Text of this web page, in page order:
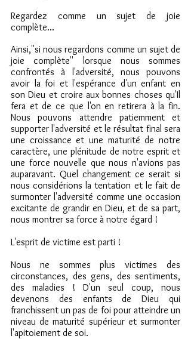
Regardez comme un sujet de joie
complète...
Ainsi,''si nous regardons comme un sujet de
joie complète'' lorsque nous sommes
confrontés à l'adversité, nous pouvons
avoir la foi et l'espérance d'un enfant en
son Dieu et croire aux bonnes choses qu'Il
fera et de ce que l'on en retirera à la fin.
Nous pouvons attendre patiemment et
supporter l'adversité et le résultat final sera
une croissance et une maturité de notre
caractère, une plénitude de notre esprit et
une force nouvelle que nous n'avions pas
auparavant. Quel changement ce serait si
nous considérions la tentation et le fait de
surmonter l'adversité comme une occasion
excitante de grandir en Dieu, et de sa part,
nous montrer sa force à notre égard !
L'esprit de victime est parti !
Nous ne sommes plus victimes des
circonstances, des gens, des sentiments,
des maladies ! D'un seul coup, nous
devenons des enfants de Dieu qui
franchissent un pas de foi pour atteindre un
niveau de maturité supérieur et surmonter
l'apitoiement de soi.